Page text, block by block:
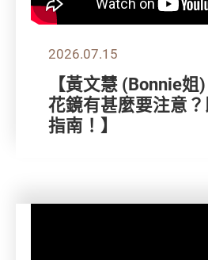
2026.07.15
【黃文慧 (Bonnie
花鏡有甚麼要注意
指南！】